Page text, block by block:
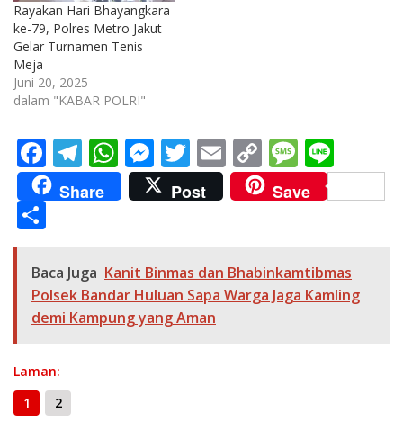
Rayakan Hari Bhayangkara
ke-79, Polres Metro Jakut
Gelar Turnamen Tenis
Meja
Juni 20, 2025
dalam "KABAR POLRI"
F
ac
e
o
o
k
T
el
e
a
m
W
h
at
A
p
p
M
e
ss
n
g
er
T
w
itt
E
m
ai
C
o
p
Li
n
M
e
ss
g
e
n
e
Share Post Save
ar
e
Baca Juga Kanit Binmas dan Bhabinkamtibmas
Polsek Bandar Huluan Sapa Warga Jaga Kamling
demi Kampung yang Aman
Laman:
1
2